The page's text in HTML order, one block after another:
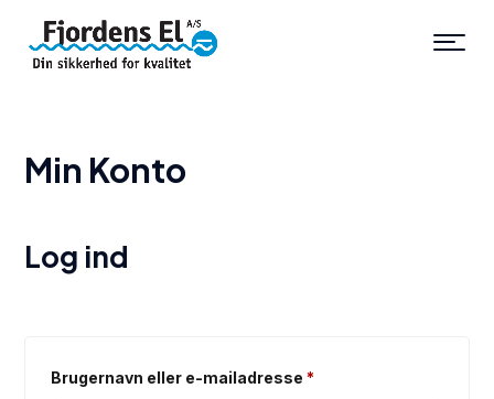
Min Konto
Log ind
Brugernavn eller e-mailadresse*